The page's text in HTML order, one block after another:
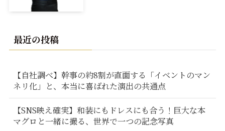
最近の投稿
【自社調べ】幹事の約8割が直面する「イベントのマン
ネリ化」と、本当に喜ばれた演出の共通点
【SNS映え確実】和装にもドレスにも合う！巨大な本
マグロと一緒に撮る、世界で一つの記念写真